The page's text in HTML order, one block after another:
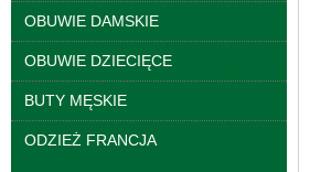
OBUWIE DAMSKIE
OBUWIE DZIECIĘCE
BUTY MĘSKIE
ODZIEŻ FRANCJA
szczegóły